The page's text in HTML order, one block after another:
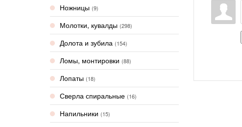
Ножницы (9)
Молотки, кувалды (298)
Долота и зубила (154)
Ломы, монтировки (88)
Лопаты (18)
Сверла спиральные (16)
Напильники (15)